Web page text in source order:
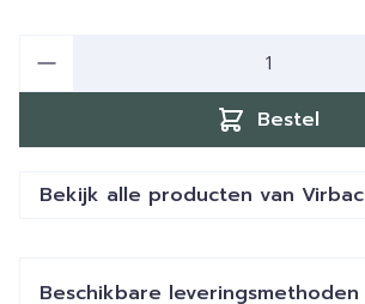
Bestel
Bekijk alle producten van Virbac
Beschikbare leveringsmethoden